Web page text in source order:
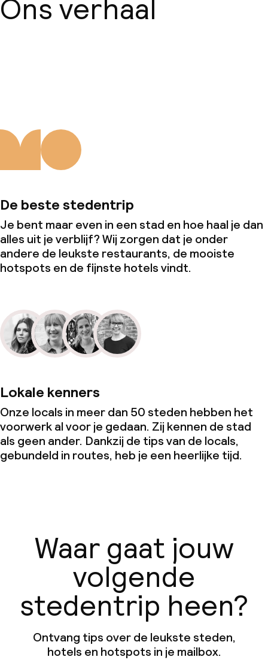
Ons verhaal
De beste stedentrip
Je bent maar even in een stad en hoe haal je dan
alles uit je verblijf? Wij zorgen dat je onder
andere de leukste restaurants, de mooiste
hotspots en de fijnste hotels vindt.
Lokale kenners
Onze locals in meer dan 50 steden hebben het
voorwerk al voor je gedaan. Zij kennen de stad
als geen ander. Dankzij de tips van de locals,
gebundeld in routes, heb je een heerlijke tijd.
Waar gaat jouw
volgende
stedentrip heen?
Ontvang tips over de leukste steden,
hotels en hotspots in je mailbox.